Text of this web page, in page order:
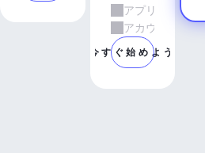
アプリとサービス
アカウントマネ
今すぐ始めよう